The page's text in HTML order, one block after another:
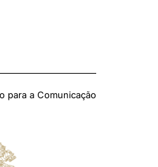
para a Comunicação